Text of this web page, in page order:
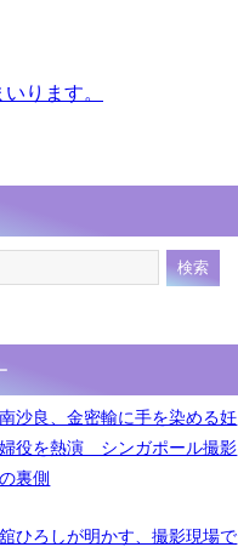
ります。
南沙良、金密輸に手を染める妊
婦役を熱演 シンガポール撮影
の裏側
舘ひろしが明かす、撮影現場で